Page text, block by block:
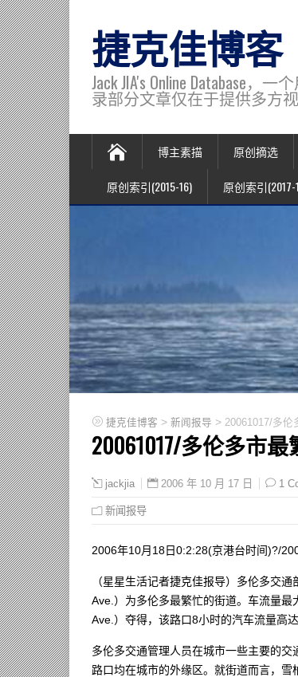
捷克佳博客
Jack JIA's Online Database
录部分文章仅在于提供多方
博主素描 原创摘选
原创索引(2015-16) 原创索引(2017-
捷克佳博客 > 新闻报导 > 20061017/多伦
20061017/多伦多市
jackjia 2006 年 10 月 17 日 1
新闻报导
2006年10月18日0:2:28(京港台时间)?/
（星星生活记者捷克佳报导）多伦多交
Ave.）为多伦多最繁忙的街道。车流量
Ave.）夺得，该路口8小时的汽车流量高达
多伦多交通管理人员在城市一些主要的
路口均在城市的外缘区。就街道而言，